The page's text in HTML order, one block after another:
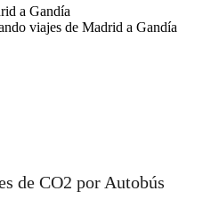
a Gandía
viajes de Madrid a Gandía
de CO2 por Autobús